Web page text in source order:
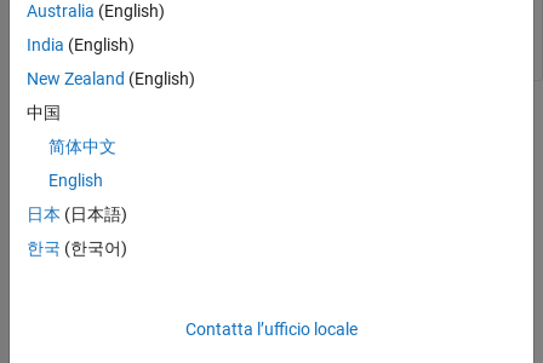
Lidar scan readings, returned as a
Extended Capabilities
C/C++ Code Generation
Generate C and C++ code using MATLAB® Coder™.
Australia (English)
India (English)
New Zealand (English)
中国
简体中文
English
日本 (日本語)
한국 (한국어)
Contatta l’ufficio locale